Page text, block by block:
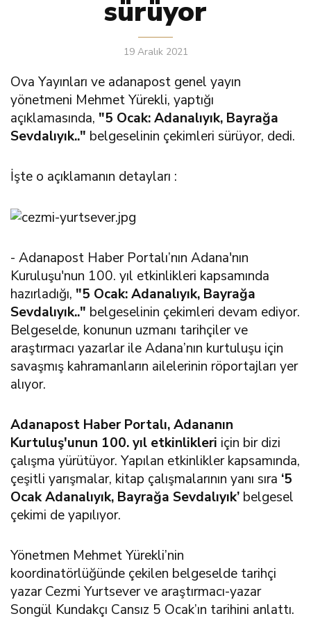
sürüyor
19 Aralık 2021
Ova Yayınları ve adanapost genel yayın
yönetmeni Mehmet Yürekli, yaptığı
açıklamasında, "5 Ocak: Adanalıyık, Bayrağa
Sevdalıyık.." belgeselinin çekimleri sürüyor, dedi.
İşte o açıklamanın detayları :
- Adanapost Haber Portalı’nın Adana'nın
Kuruluşu'nun 100. yıl etkinlikleri kapsamında
hazırladığı, "5 Ocak: Adanalıyık, Bayrağa
Sevdalıyık.." belgeselinin çekimleri devam ediyor.
Belgeselde, konunun uzmanı tarihçiler ve
araştırmacı yazarlar ile Adana’nın kurtuluşu için
savaşmış kahramanların ailelerinin röportajları yer
alıyor.
Adanapost Haber Portalı, Adananın
Kurtuluş'unun 100. yıl etkinlikleri için bir dizi
çalışma yürütüyor. Yapılan etkinlikler kapsamında,
çeşitli yarışmalar, kitap çalışmalarının yanı sıra ‘5
Ocak Adanalıyık, Bayrağa Sevdalıyık’ belgesel
çekimi de yapılıyor.
Yönetmen Mehmet Yürekli’nin
koordinatörlüğünde çekilen belgeselde tarihçi
yazar Cezmi Yurtsever ve araştırmacı-yazar
Songül Kundakçı Cansız 5 Ocak’ın tarihini anlattı.